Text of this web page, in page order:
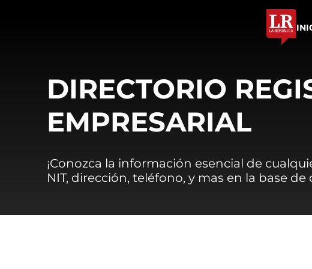
DIRECTORIO
EMPRESARIAL
¡Conozca la información esencial de
NIT, dirección, teléfono, y mas en la base